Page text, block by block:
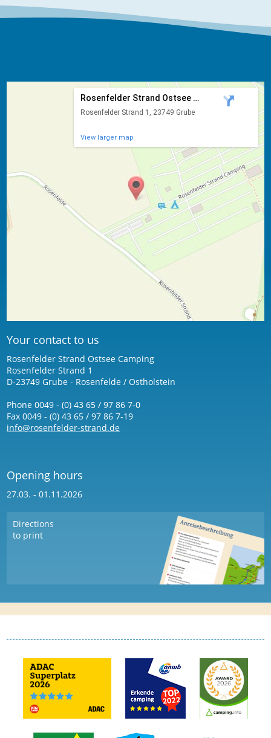
Rosenfelder Strand Ostsee Ca...
Rosenfelder Strand 1, 23749 Grube
View larger map
Your contact to us
Rosenfelder Strand Ostsee Camping
Rosenfelder Strand 1
D-23749 Grube - Rosenfelde / Ostholstein
Phone 0049 - (0) 43 65 / 97 86 7-0
Fax 0049 - (0) 43 65 / 97 86 7-19
info@rosenfelder-strand.de
Opening hours
27.03. - 01.11.2026
Directions
to print